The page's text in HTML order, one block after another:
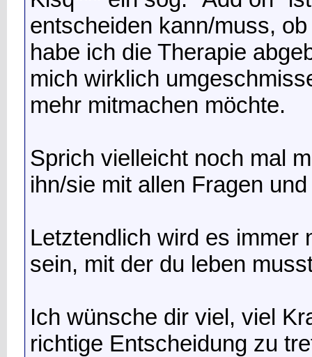
entscheiden kann/muss,
habe ich die Therapie
mich wirklich
mehr mitmachen möchte.
Sprich vielleicht noch mal
ihn/sie mit allen Fragen
Letztendlich wird es immer
sein, mit der du leben
Ich wünsche dir viel, viel
richtige Entscheidung zu